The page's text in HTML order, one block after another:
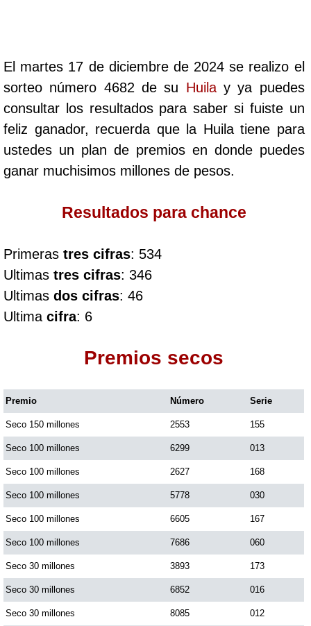
Cafeterito Noche
Caribeña Día
Caribeña Noche
Culona día
Culona noche
Dorado Mañana
Dorado Noche
Fantástica Día
Fantástica Noche
Motilon Tarde
Motilon Noche
El martes 17 de diciembre de 2024 se realizo el
sorteo número 4682 de su Huilay ya puedes
consultar los resultados para saber si fuiste un
feliz ganador, recuerda que la Huila tiene para
ustedes un plan de premios en donde puedes
ganar muchisimos millones de pesos.
Resultados para chance
Primeras tres cifras: 534
Ultimas tres cifras: 346
Ultimas dos cifras: 46
Ultima cifra: 6
Premios secos
Premio Número Serie
Seco 150 millones 2553 155
Seco 100 millones 6299 013
Seco 100 millones 2627 168
Seco 100 millones 5778 030
Seco 100 millones 6605 167
Seco 100 millones 7686 060
Seco 30 millones 3893 173
Seco 30 millones 6852 016
Seco 30 millones 8085 012